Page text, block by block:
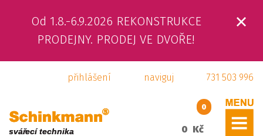
Od 1.8.-6.9.2026 REKONSTRUKCE
PRODEJNY. PRODEJ VE DVOŘE!
731 503 996
naviguj
přihlášení
0
0 Kč
ÚVOD